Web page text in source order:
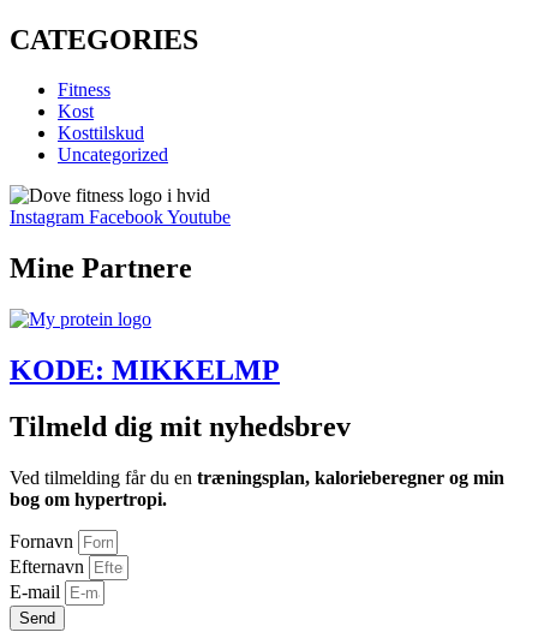
CATEGORIES
Fitness
Kost
Kosttilskud
Uncategorized
Instagram FacebookYoutube
Mine Partnere
KODE: MIKKELMP
Tilmeld dig mit nyhedsbrev
Ved tilmelding får du en træningsplan, kalorieberegner og min
bog om hypertropi.
Fornavn
Efternavn
E-mail
Send